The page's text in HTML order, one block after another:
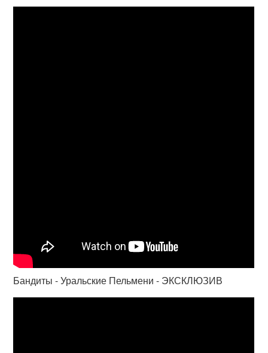
Бандиты - Уральские Пельмени - ЭКСКЛЮЗИВ